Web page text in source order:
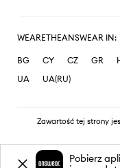
WEARETHEANSWEAR IN:
BG CY CZ GR
UA
UA(RU)
Zawartość tej strony
Pobierz